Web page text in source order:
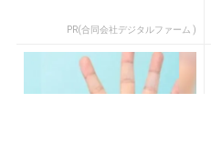
PR(合同会社デジタルファーム )